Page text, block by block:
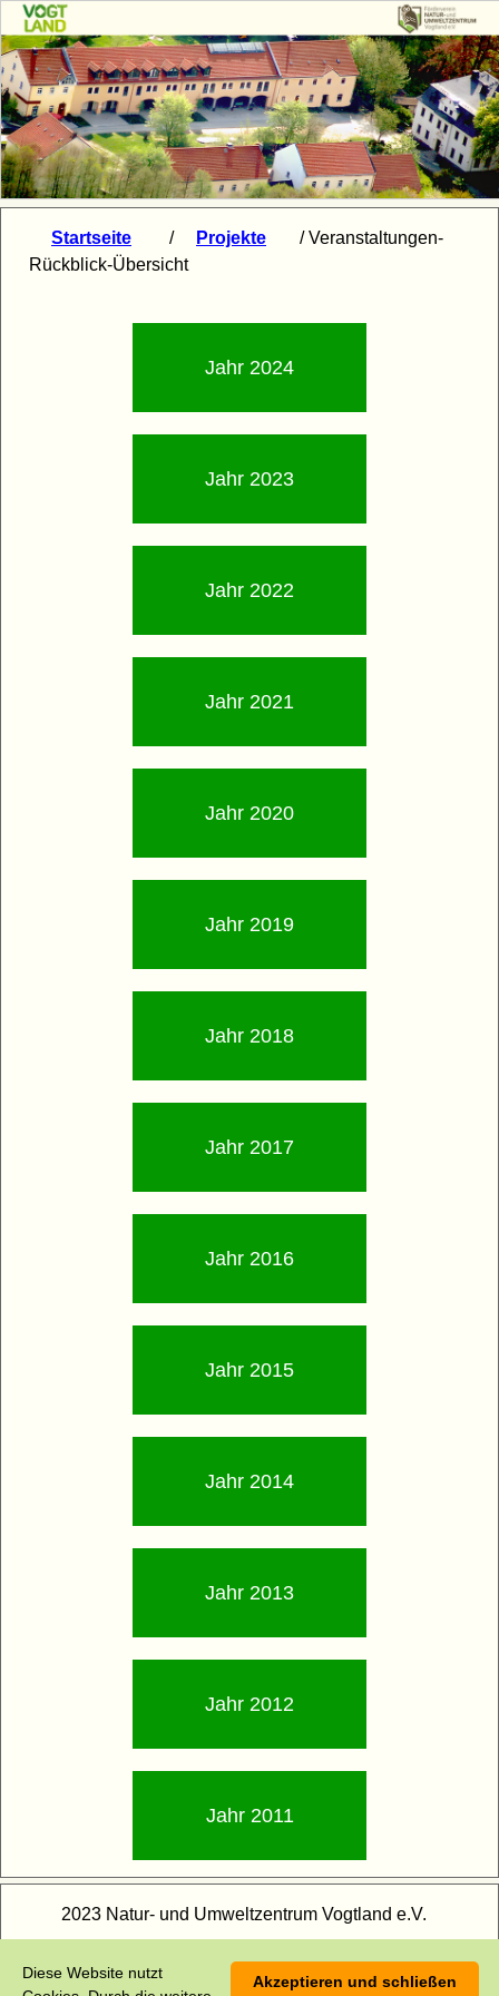
Startseite / Projekte
/ Veranstaltungen-
Rückblick-Übersicht
Jahr 2024
Jahr 2023
Jahr 2022
Jahr 2021
Jahr 2020
Jahr 2019
Jahr 2018
Jahr 2017
Jahr 2016
Jahr 2015
Jahr 2014
Jahr 2013
Jahr 2012
Jahr 2011
Akzeptieren und schließen
Diese Website nutzt
2023 Natur- und Umweltzentrum Vogtland e.V.
Impressum